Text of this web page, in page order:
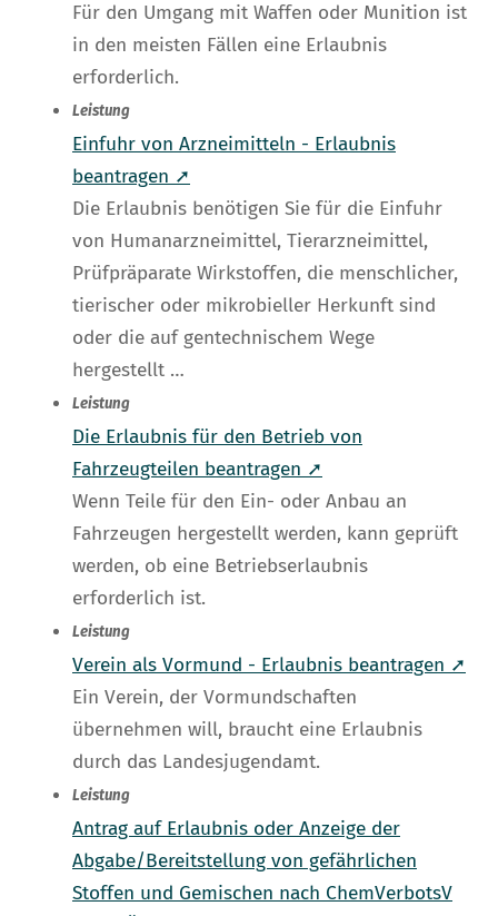
Für den Umgang mit Waffen oder Munition ist
in den meisten Fällen eine Erlaubnis
erforderlich.
Leistung
Einfuhr von Arzneimitteln - Erlaubnis
beantragen ➚
Die Erlaubnis benötigen Sie für die Einfuhr
von Humanarzneimittel, Tierarzneimittel,
Prüfpräparate Wirkstoffen, die menschlicher,
tierischer oder mikrobieller Herkunft sind
oder die auf gentechnischem Wege
hergestellt …
Leistung
Die Erlaubnis für den Betrieb von
Fahrzeugteilen beantragen ➚
Wenn Teile für den Ein- oder Anbau an
Fahrzeugen hergestellt werden, kann geprüft
werden, ob eine Betriebserlaubnis
erforderlich ist.
Leistung
Verein als Vormund - Erlaubnis beantragen ➚
Ein Verein, der Vormundschaften
übernehmen will, braucht eine Erlaubnis
durch das Landesjugendamt.
Leistung
Antrag auf Erlaubnis oder Anzeige der
Abgabe/Bereitstellung von gefährlichen
Stoffen und Gemischen nach ChemVerbotsV